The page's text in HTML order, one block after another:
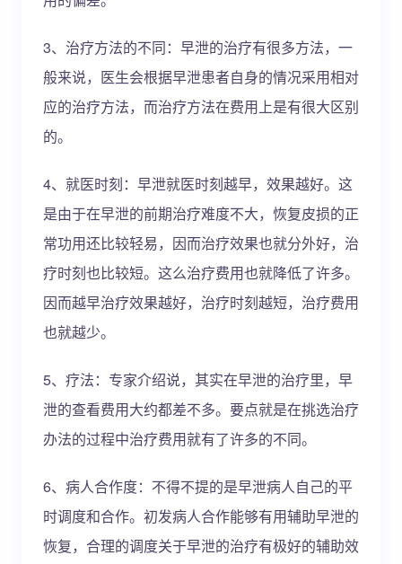
3、治疗方法的不同：早泄的治疗有很多方法，一
般来说，医生会根据早泄患者自身的情况采用相对
应的治疗方法，而治疗方法在费用上是有很大区别
的。
4、就医时刻：早泄就医时刻越早，效果越好。这
是由于在早泄的前期治疗难度不大，恢复皮损的正
常功用还比较轻易，因而治疗效果也就分外好，治
疗时刻也比较短。这么治疗费用也就降低了许多。
因而越早治疗效果越好，治疗时刻越短，治疗费用
也就越少。
5、疗法：专家介绍说，其实在早泄的治疗里，早
泄的查看费用大约都差不多。要点就是在挑选治疗
办法的过程中治疗费用就有了许多的不同。
6、病人合作度：不得不提的是早泄病人自己的平
时调度和合作。初发病人合作能够有用辅助早泄的
恢复，合理的调度关于早泄的治疗有极好的辅助效